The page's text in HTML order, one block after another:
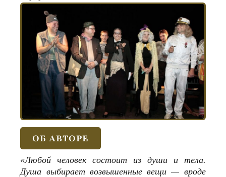
ОБ АВТОРЕ
«Любой человек состоит из души и тела.
Душа выбирает возвышенные вещи — вроде